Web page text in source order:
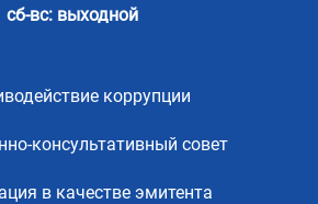
сб-вс: выходной
коррупции
консультативный совет
в качестве эмитента